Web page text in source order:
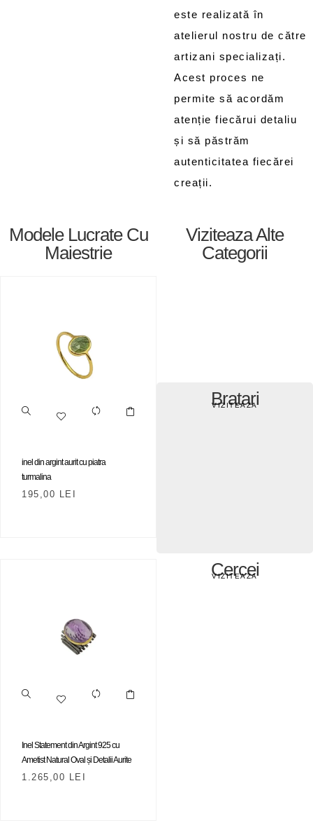
este realizată în
atelierul nostru de către
artizani specializați.
Acest proces ne
permite să acordăm
atenție fiecărui detaliu
și să păstrăm
autenticitatea fiecărei
creații.
Modele Lucrate Cu
Maiestrie
inel din argint aurit cu piatra
turmalina
195,00 LEI
Inel Statement din Argint 925 cu
Ametist Natural Oval și Detalii Aurite
1.265,00 LEI
Viziteaza Alte
Categorii
Bratari
VIZITEAZA
Cercei
VIZITEAZA